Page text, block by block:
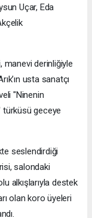
Uçar, Eda
manevi derinliğiyle
usta sanatçı
"Ninenin
türküsü geceye
seslendirdiği
salondaki
alkışlarıyla destek
olan koro üyeleri